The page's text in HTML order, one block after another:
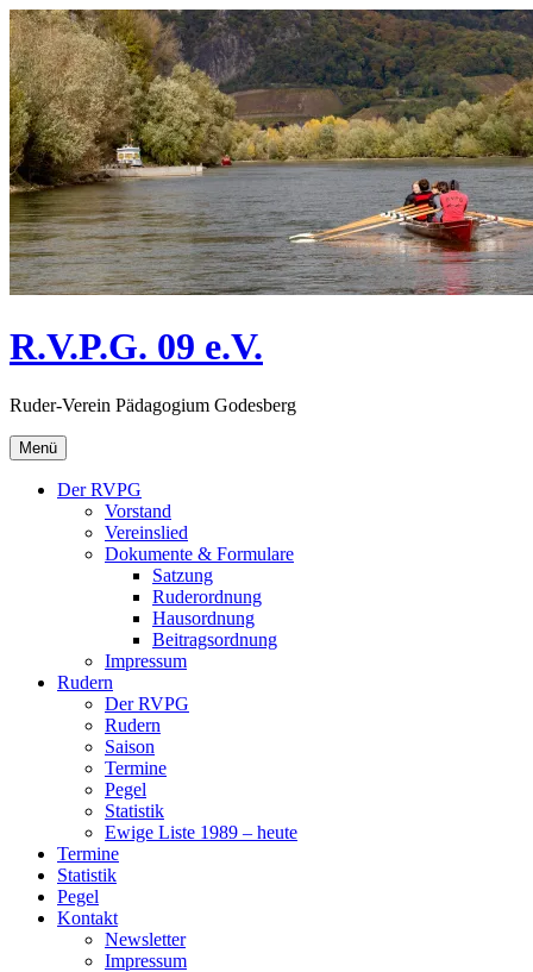
Direkt
zum
Inhalt
R.V.P.G. 09 e.V.
Ruder-Verein Pädagogium Godesberg
Menü
Der RVPG
Vorstand
Vereinslied
Dokumente & Formulare
Satzung
Ruderordnung
Hausordnung
Beitragsordnung
Impressum
Rudern
Der RVPG
Rudern
Saison
Termine
Pegel
Statistik
Ewige Liste 1989 – heute
Termine
Statistik
Pegel
Kontakt
Newsletter
Impressum